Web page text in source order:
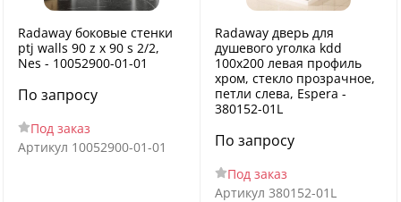
Radaway боковые стенки
ptj walls 90 z x 90 s 2/2,
Nes - 10052900-01-01
По запросу
Под заказ
Артикул 10052900-01-01
Radaway дверь для
душевого уголка kdd
100x200 левая профиль
хром, стекло прозрачное,
петли слева, Espera -
380152-01L
По запросу
Под заказ
Артикул 380152-01L